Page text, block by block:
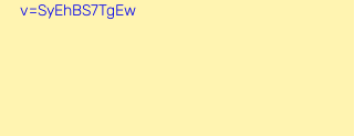
v=SyEhBS7TgEw